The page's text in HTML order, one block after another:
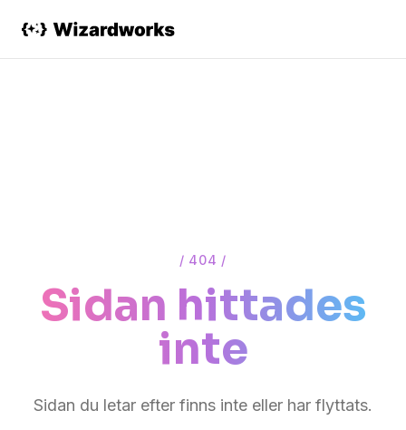
/ 404 /
Sidan hittades
inte
Sidan du letar efter finns inte eller har flyttats.